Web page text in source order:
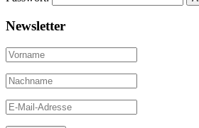
Newsletter